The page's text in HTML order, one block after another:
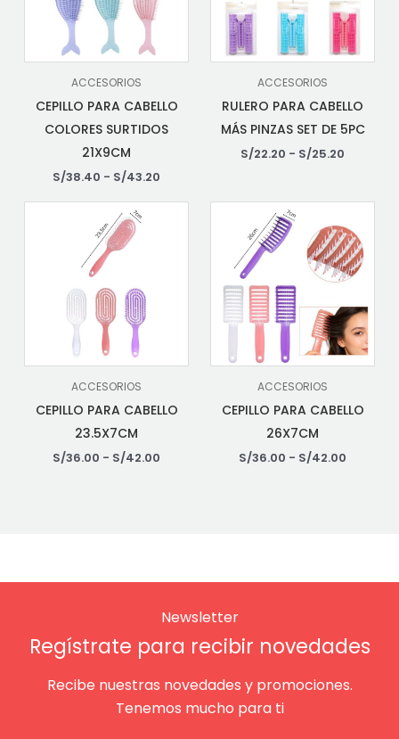
ACCESORIOS
CEPILLO PARA CABELLO
COLORES SURTIDOS
21X9CM
S/38.40 - S/43.20
ACCESORIOS
RULERO PARA CABELLO
MÁS PINZAS SET DE 5PC
S/22.20 - S/25.20
ACCESORIOS
CEPILLO PARA CABELLO
23.5X7CM
S/36.00 - S/42.00
ACCESORIOS
CEPILLO PARA CABELLO
26X7CM
S/36.00 - S/42.00
Newsletter
Regístrate para recibir novedades
Recibe nuestras novedades y promociones.
Tenemos mucho para ti